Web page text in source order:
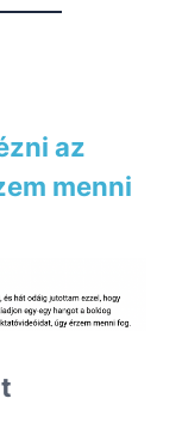
az
menni